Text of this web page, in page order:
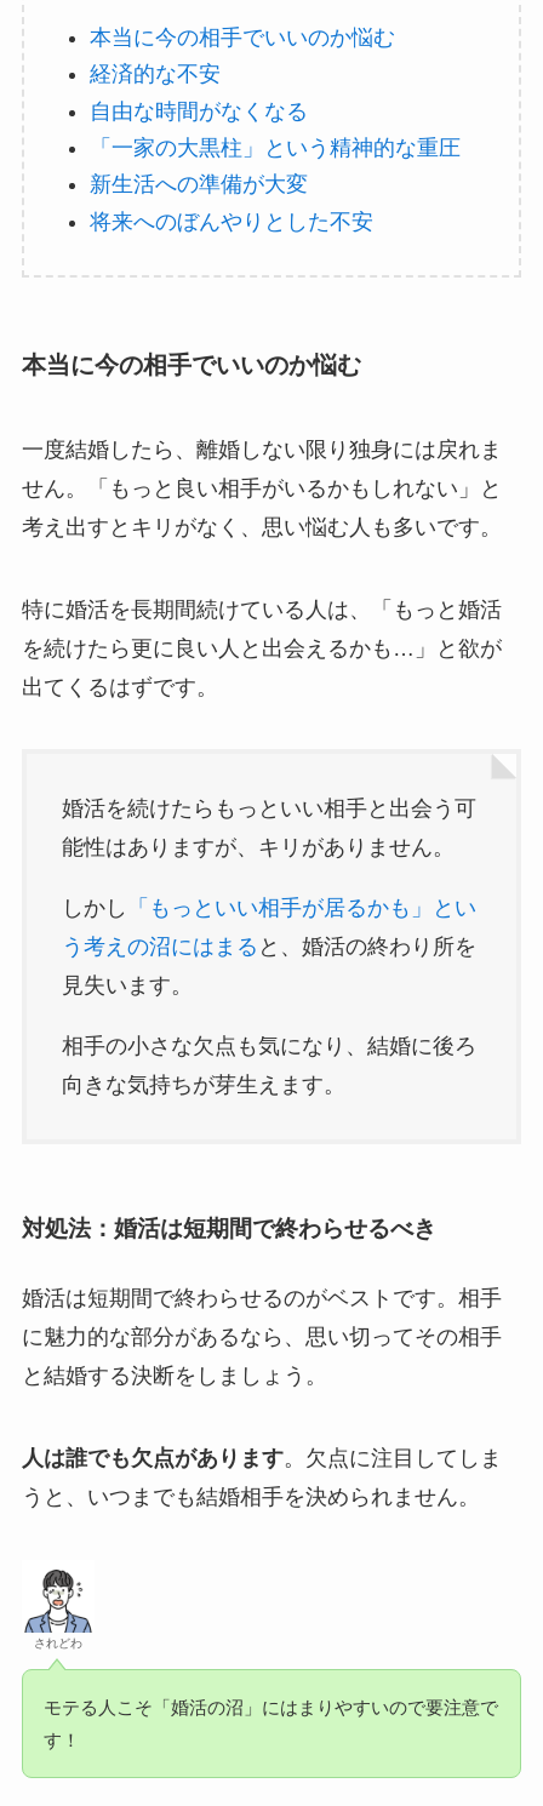
本当に今の相手でいいのか悩む
経済的な不安
自由な時間がなくなる
「一家の大黒柱」という精神的な重圧
新生活への準備が大変
将来へのぼんやりとした不安
本当に今の相手でいいのか悩む
一度結婚したら、離婚しない限り独身には戻れま
せん。「もっと良い相手がいるかもしれない」と
考え出すとキリがなく、思い悩む人も多いです。
特に婚活を長期間続けている人は、「もっと婚活
を続けたら更に良い人と出会えるかも…」と欲が
出てくるはずです。
婚活を続けたらもっといい相手と出会う可
能性はありますが、キリがありません。
しかし
「もっといい相手が居るかも」とい
う考えの沼にはまる と、婚活の終わり所を
見失います。
相手の小さな欠点も気になり、結婚に後ろ
向きな気持ちが芽生えます。
対処法：婚活は短期間で終わらせるべき
婚活は短期間で終わらせるのがベストです。相手
に魅力的な部分があるなら、思い切ってその相手
と結婚する決断をしましょう。
人は誰でも欠点があります。欠点に注目してしま
うと、いつまでも結婚相手を決められません。
されどわ
モテる人こそ「婚活の沼」にはまりやすいので要注意で
す！